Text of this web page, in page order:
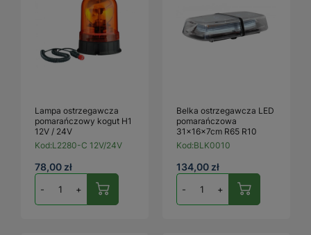
Lampa ostrzegawcza
pomarańczowy kogut H1
12V / 24V
Kod:L2280-C 12V/24V
78,00 zł
- +
Belka ostrzegawcza LED
pomarańczowa
31x16x7cm R65 R10
Kod:BLK0010
134,00 zł
- +